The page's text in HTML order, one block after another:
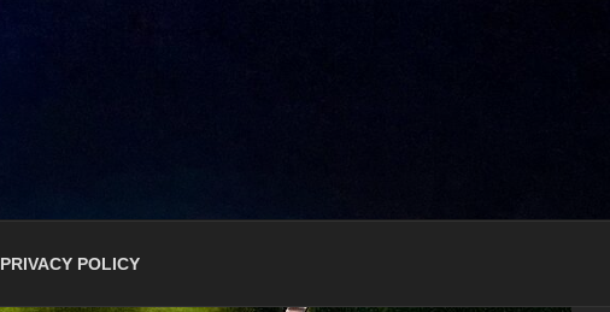
PRIVACY POLICY